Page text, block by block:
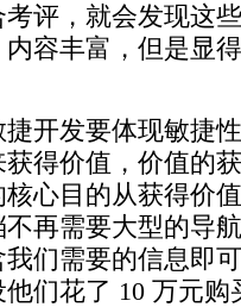
评，就会发现这
容丰富，但是显
开发要体现敏捷
得价值，价值的
心目的从获得价
再需要大型的导
们需要的信息即
们花了 10 万元